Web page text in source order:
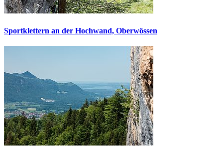
Sportklettern an der Hochwand, Oberwössen